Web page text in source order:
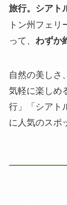
旅行。シアト
トン州フェ
って、 わずか
自然の美しさ
気軽に楽しめ
行」「シアト
に人気のスポ